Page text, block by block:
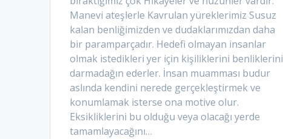
Manevi ateşlerle Kavrulan yüreklerimiz Susuz
kalan benliğimizden ve dudaklarımızdan daha
bir paramparçadır. Hedefi olmayan insanlar
olmak istedikleri yer için kişiliklerini benliklerini
darmadağın ederler. İnsan muamması budur
aslında kendini nerede gerçekleştirmek ve
konumlamak isterse ona motive olur.
Eksikliklerini bu olduğu veya olacağı yerde
tamamlayacağını…